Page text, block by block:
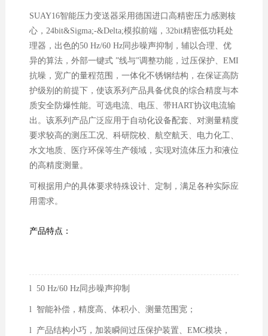
SUAY16智能压力变送器采用德国进口高精密压力感测核
心，24bit&Sigma;-&Delta;模拟前端，32bit精密低功耗处
理器，出色的50 Hz/60 Hz同步噪声抑制，辅以合理、优
异的算法，外部一键式 ”线与”调整功能，过压保护、EMI
抗噪，宽广的量程范围，一体化不锈钢结构，在保证高防
护级别的前提下，使该系列产品具备优良的综合精度与本
质安全防爆性能。可选电流、电压、带HART协议电流输
出。该系列产品广泛应用于自动化设备配套、对测量精度
要求较高的测压工况、科研院校、航空航天、电力化工、
水文地质、医疗环保等生产领域，实现对流体压力和液位
的高精度测量。
可根据用户的具体要求特殊设计、定制，满足各种实际应
用需求。
产品特点：
l 50 Hz/60 Hz同步噪声抑制
l 智能补偿，精度高、体积小、测量范围宽；
l 产品结构小巧，加装瞬间过压保护装置、EMC模块，